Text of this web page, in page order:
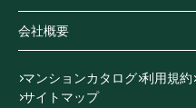
会社概要
マンションカタログ 利用規約
サイトマップ